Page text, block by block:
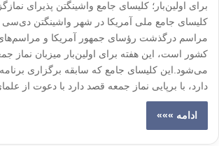
برای اولین‌بار؛ کلیسای جامع واشینگتن پذیرای
کلیسای جامع ملی آمریکا در شهر واشینگتن
مراسم درگذشت رؤسای جمهور آمریکا و
کشور است، این هفته برای اولین‌بار میزبان نماز
می‌شود.این کلیسای جامع که سابقه برگزاری
دارد، با برپایی نماز جمعه قصد دارد با دعوت از
ادامه »»»